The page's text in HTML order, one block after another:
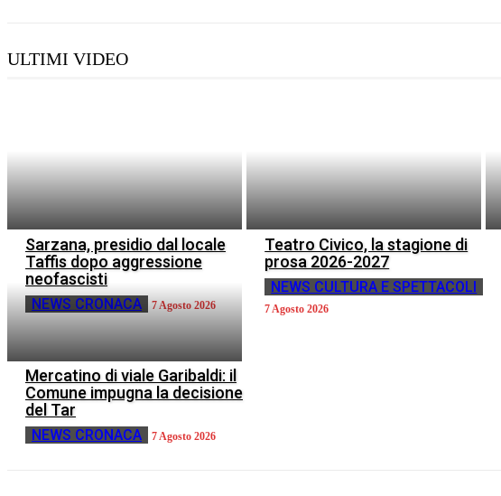
ULTIMI VIDEO
Sarzana, presidio dal locale
Taffis dopo aggressione
neofascisti
NEWS CRONACA 7 Agosto 2026
Teatro Civico, la stagione di
prosa 2026-2027
NEWS CULTURA E SPETTACOLI
7 Agosto 2026
Mercatino di viale Garibaldi: il
Comune impugna la decisione
del Tar
NEWS CRONACA 7 Agosto 2026